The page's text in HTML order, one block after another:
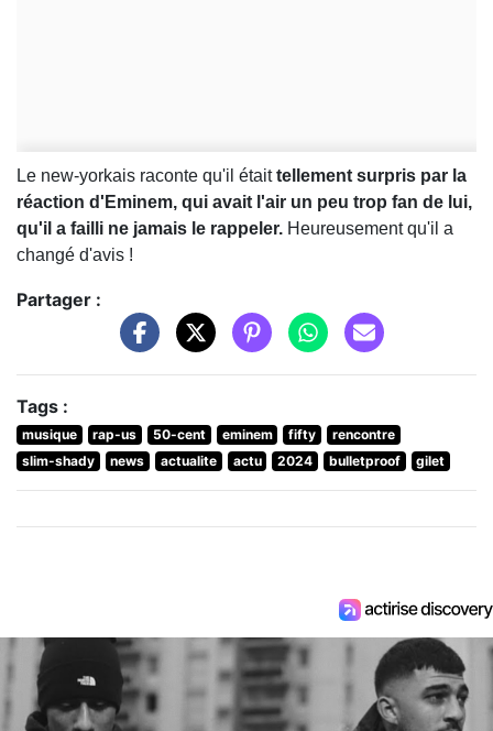
Le new-yorkais raconte qu'il étaittellement surpris par la
réaction d'Eminem, qui avait l'air un peu trop fan de lui,
qu'il a failli ne jamais le rappeler. Heureusement qu'il a
changé d'avis !
Partager :
Tags :
musique rap-us 50-cent eminem fifty
rencontre
slim-shady
news actualite actu 2024 bulletproof gilet